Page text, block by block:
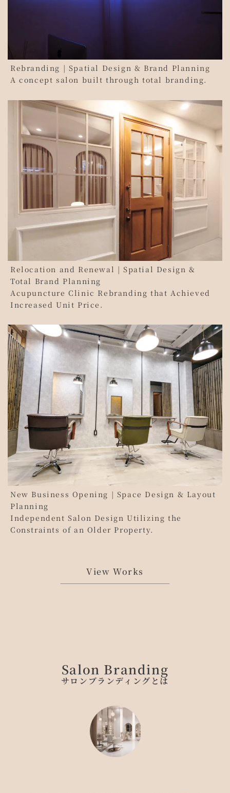
Rebranding | Spatial Design & Brand Planning
A concept salon built through total branding.
Relocation and Renewal | Spatial Design &
Total Brand Planning
Acupuncture Clinic Rebranding that Achieved
Increased Unit Price.
New Business Opening | Space Design & Layout
Planning
Independent Salon Design Utilizing the
Constraints of an Older Property.
View Works
Salon Branding
サロンブランディングとは